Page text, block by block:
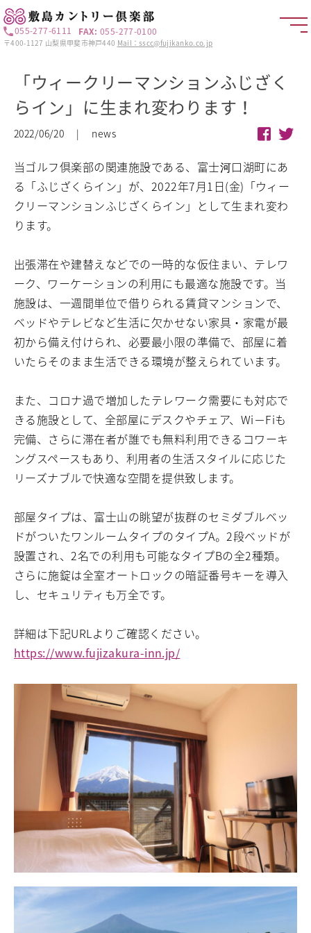
055-277-6111 FAX: 055-277-0100
〒400-1127 山梨県甲斐市神戸440 Mail：sscc@fujikanko.co.jp
「ウィークリーマンションふじざく
らイン」に生まれ変わります！
2022/06/20 | news
当ゴルフ倶楽部の関連施設である、富士河口湖町にあ
る「ふじざくらイン」が、2022年7月1日(金)「ウィー
クリーマンションふじざくらイン」として生まれ変わ
ります。
出張滞在や建替えなどでの一時的な仮住まい、テレワ
ーク、ワーケーションの利用にも最適な施設です。当
施設は、一週間単位で借りられる賃貸マンションで、
ベッドやテレビなど生活に欠かせない家具・家電が最
初から備え付けられ、必要最小限の準備で、部屋に着
いたらそのまま生活できる環境が整えられています。
また、コロナ過で増加したテレワーク需要にも対応で
きる施設として、全部屋にデスクやチェア、Wi－Fiも
完備、さらに滞在者が誰でも無料利用できるコワーキ
ングスペースもあり、利用者の生活スタイルに応じた
リーズナブルで快適な空間を提供致します。
部屋タイプは、富士山の眺望が抜群のセミダブルベッ
ドがついたワンルームタイプのタイプA。2段ベッドが
設置され、2名での利用も可能なタイプBの全2種類。
さらに施錠は全室オートロックの暗証番号キーを導入
し、セキュリティも万全です。
詳細は下記URLよりご確認ください。
https://www.fujizakura-inn.jp/